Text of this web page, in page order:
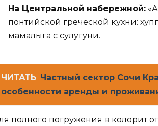
На Центральной набережной:
понтийской греческой кухни:
мамалыга с сулугуни.
ЧИТАТЬ Частный сектор Сочи
особенности аренды и
полного погружения в колорит